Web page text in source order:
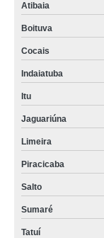
Atibaia
Boituva
Cocais
Indaiatuba
Itu
Jaguariúna
Limeira
Piracicaba
Salto
Sumaré
Tatuí